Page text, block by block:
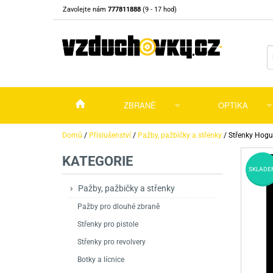
Zavolejte nám 777811888 (9 - 17 hod)
ZBRANĚ
Vzduchovky Vzduchovky na
Příslušenství pro
Vzduchovky PCP
Vzduchové pistole a revolveryPříslušenství
Plynové pistole a revolvery
Perkusní zbraně
Nože
OPTIKA
Puškohledy
Dalekohledy a
Kolimátory, lasery
Domů / Příslušenství / Pažby, pažbičky a střenky / Střenky
KATEGORIE
Pažby, pažbičky a střenky
Pažby pro dlouhé zbraně
Střenky pro pistole
Střenky pro revolvery
Botky a lícnice